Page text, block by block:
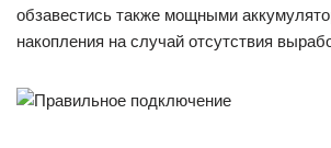
обзавестись также мощными
накопления на случай отсутствия